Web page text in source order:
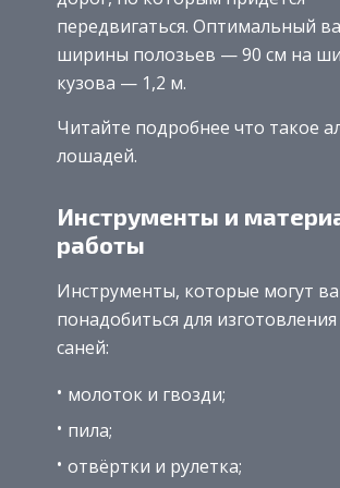
передвигаться. Оптимальный
ширины полозьев — 90 см на
кузова — 1,2 м.
Читайте подробнее что такое
лошадей.
Инструменты и
работы
Инструменты, которые могут
понадобиться для
саней:
молоток и гвозди;
пила;
отвёртки и рулетка;